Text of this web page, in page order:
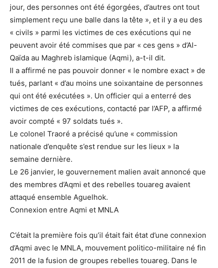
jour, des personnes ont été égorgées, d’autres ont tout
simplement reçu une balle dans la tête », et il y a eu des
« civils » parmi les victimes de ces exécutions qui ne
peuvent avoir été commises que par « ces gens » d’Al-
Qaïda au Maghreb islamique (Aqmi), a-t-il dit.
Il a affirmé ne pas pouvoir donner « le nombre exact » de
tués, parlant « d’au moins une soixantaine de personnes
qui ont été exécutées ». Un officier qui a enterré des
victimes de ces exécutions, contacté par l’AFP, a affirmé
avoir compté « 97 soldats tués ».
Le colonel Traoré a précisé qu’une « commission
nationale d’enquête s’est rendue sur les lieux » la
semaine dernière.
Le 26 janvier, le gouvernement malien avait annoncé que
des membres d’Aqmi et des rebelles touareg avaient
attaqué ensemble Aguelhok.
Connexion entre Aqmi et MNLA
C’était la première fois qu’il était fait état d’une connexion
d’Aqmi avec le MNLA, mouvement politico-militaire né fin
2011 de la fusion de groupes rebelles touareg. Dans le